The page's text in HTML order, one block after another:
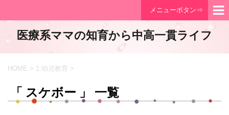
メニューボタン⇒
医療系ママの知育から中高一貫ライフ
HOME > 1.幼児教育 >
「 スケボー 」 一覧